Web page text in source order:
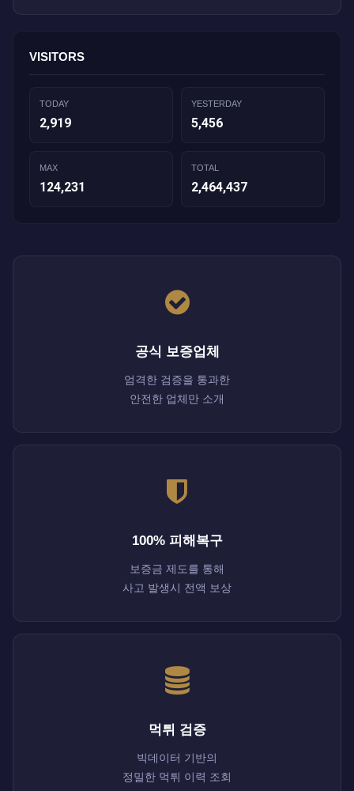
VISITORS
TODAY
2,919
YESTERDAY
5,456
MAX
124,231
TOTAL
2,464,437
공식 보증업체
엄격한 검증을 통과한
안전한 업체만 소개
100% 피해복구
보증금 제도를 통해
사고 발생시 전액 보상
먹튀 검증
빅데이터 기반의
정밀한 먹튀 이력 조회